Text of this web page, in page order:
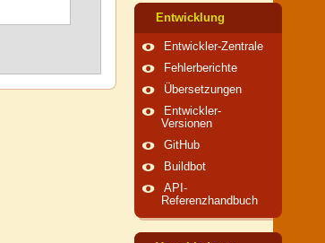
Entwicklung
Entwickler-Zentrale
Fehlerberichte
Übersetzungen
Entwickler-
Versionen
GitHub
Buildbot
API-
Referenzhandbuch